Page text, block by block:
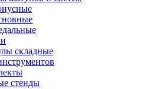
складные
стенды